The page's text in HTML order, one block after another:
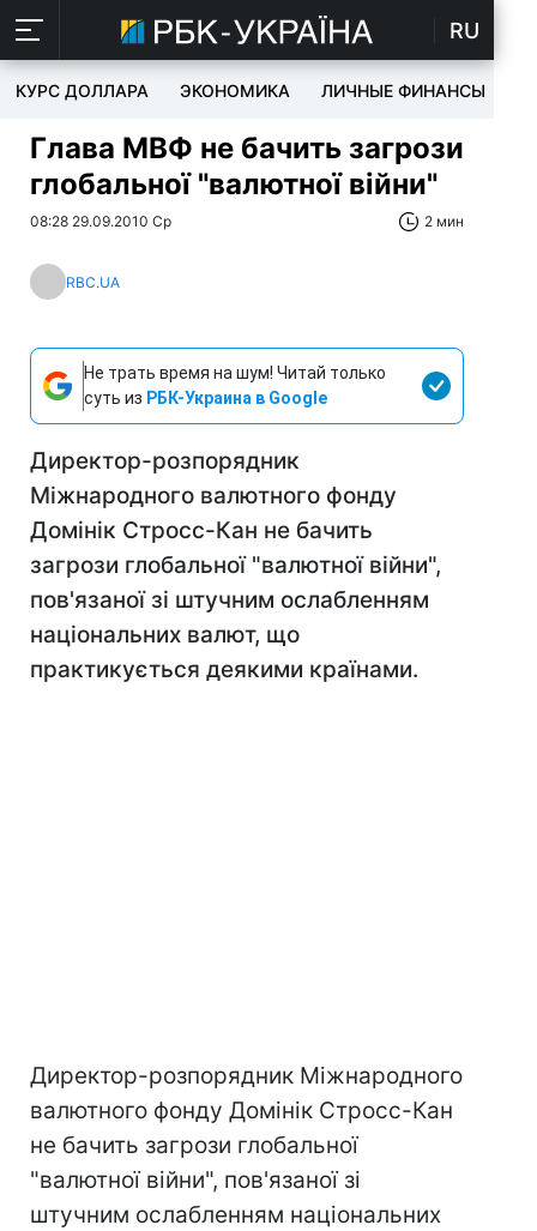
RU
КУРС ДОЛЛАРА ЭКОНОМИКА ЛИЧНЫЕ ФИНАНСЫ
Глава МВФ не бачить загрози
глобальної "валютної війни"
08:28 29.09.2010 Ср 2 мин
RBC.UA
Не трать время на шум! Читай только
суть из РБК-Украина в Google
Директор-розпорядник
Міжнародного валютного фонду
Домінік Стросс-Кан не бачить
загрози глобальної "валютної війни",
пов'язаної зі штучним ослабленням
національних валют, що
практикується деякими країнами.
Директор-розпорядник Міжнародного
валютного фонду Домінік Стросс-Кан
не бачить загрози глобальної
"валютної війни", пов'язаної зі
штучним ослабленням національних